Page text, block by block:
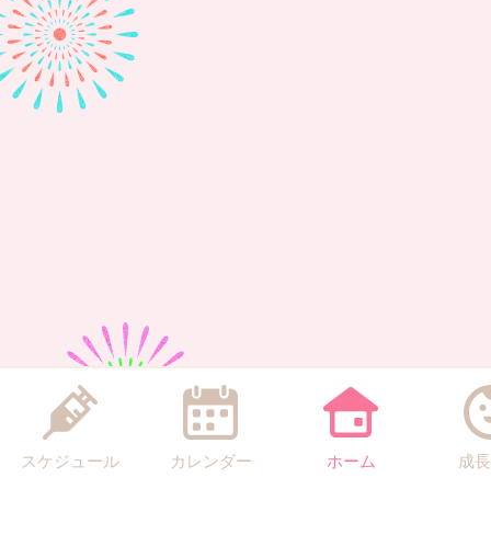
スケジュール カレンダー ホーム 成